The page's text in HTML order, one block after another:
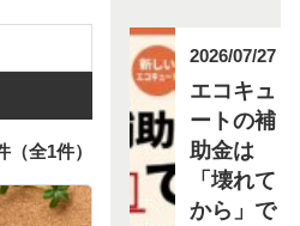
（全1件）
2026/07/27
エコキュ
ートの補
助金は
「壊れて
から」で